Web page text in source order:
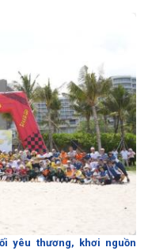
yêu thương, khơi nguồn